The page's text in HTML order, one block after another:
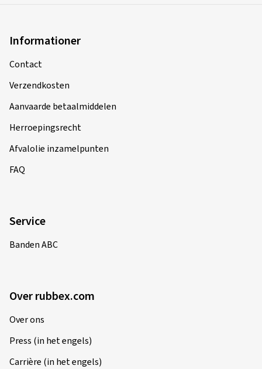
Informationer
Contact
Verzendkosten
Aanvaarde betaalmiddelen
Herroepingsrecht
Afvalolie inzamelpunten
FAQ
Service
Banden ABC
Over rubbex.com
Over ons
Press (in het engels)
Carrière (in het engels)